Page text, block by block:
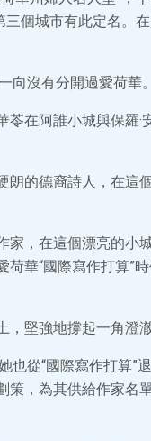
三個城市有此定名。
向沒有分開過愛荷華。
在阿誰小城與保羅·
的德裔詩人，在這
家，在這個漂亮的小
華“國際寫作打算”
堅強地撐起一角澄
也從“國際寫作打算”
策，為其供給作家名